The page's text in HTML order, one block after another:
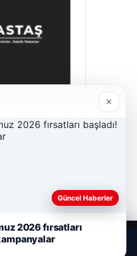
×
Güncel Haberler
2026 fırsatları